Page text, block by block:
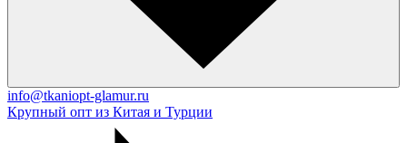
info@tkaniopt-glamur.ru
Крупный опт из Китая и Турции